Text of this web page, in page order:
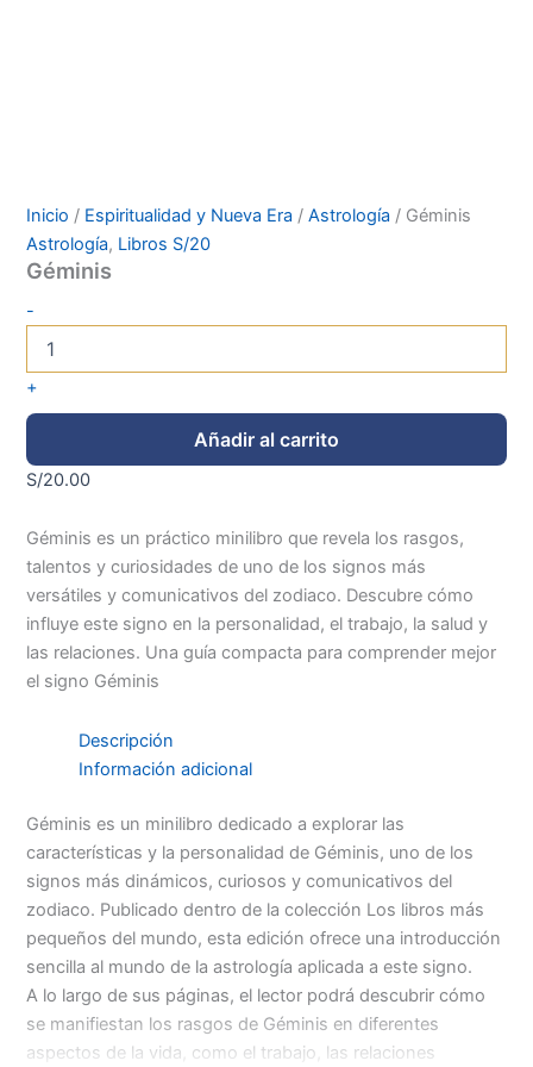
Inicio / Espiritualidad y Nueva Era /Astrología / Géminis
Astrología, Libros S/20
Géminis
-
+
Añadir al carrito
S/20.00
Géminis es un práctico minilibro que revela los rasgos,
talentos y curiosidades de uno de los signos más
versátiles y comunicativos del zodiaco. Descubre cómo
influye este signo en la personalidad, el trabajo, la salud y
las relaciones. Una guía compacta para comprender mejor
el signo Géminis
Descripción
Información adicional
Géminis es un minilibro dedicado a explorar las
características y la personalidad de Géminis, uno de los
signos más dinámicos, curiosos y comunicativos del
zodiaco. Publicado dentro de la colección Los libros más
pequeños del mundo, esta edición ofrece una introducción
sencilla al mundo de la astrología aplicada a este signo.
A lo largo de sus páginas, el lector podrá descubrir cómo
se manifiestan los rasgos de Géminis en diferentes
aspectos de la vida, como el trabajo, las relaciones